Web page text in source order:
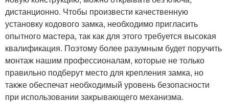
дистанционно. Чтобы произвести качественную
установку кодового замка, необходимо пригласить
опытного мастера, так как для этого требуется высокая
квалификация. Поэтому более разумным будет поручить
монтаж нашим профессионалам, которые не только
правильно подберут место для крепления замка, но
также обеспечат необходимый уровень безопасности
при использовании закрывающего механизма.